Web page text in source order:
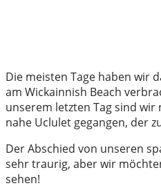
Die meisten Tage haben wir
am Wickainnish Beach
unserem letzten Tag sind
nahe Uclulet gegangen, der
Der Abschied von unseren
sehr traurig, aber wir
sehen!